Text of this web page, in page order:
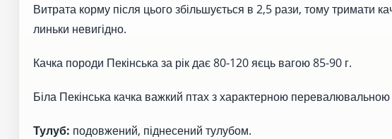
Витрата корму після цього збільшується в 2,5 рази, тому тримати
линьки невигідно.
Качка породи Пекінська за рік дає 80-120 яєць вагою 85-90 г.
Біла Пекінська качка важкий птах з характерною
Тулуб: подовжений, піднесений тулубом.